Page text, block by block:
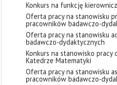
Konkurs na funkcję
Oferta pracy na stanowisku
pracowników badawczo-
Oferta pracy na stanowisku
badawczo-dydaktycznych
Konkurs na stanowisko pracy
Katedrze Matematyki
Oferta pracy na stanowisku
pracowników badawczo-